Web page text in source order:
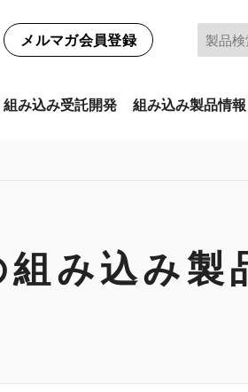
メルマガ会員登録
組み込み受託開発 組み込み製品情報
み込み製